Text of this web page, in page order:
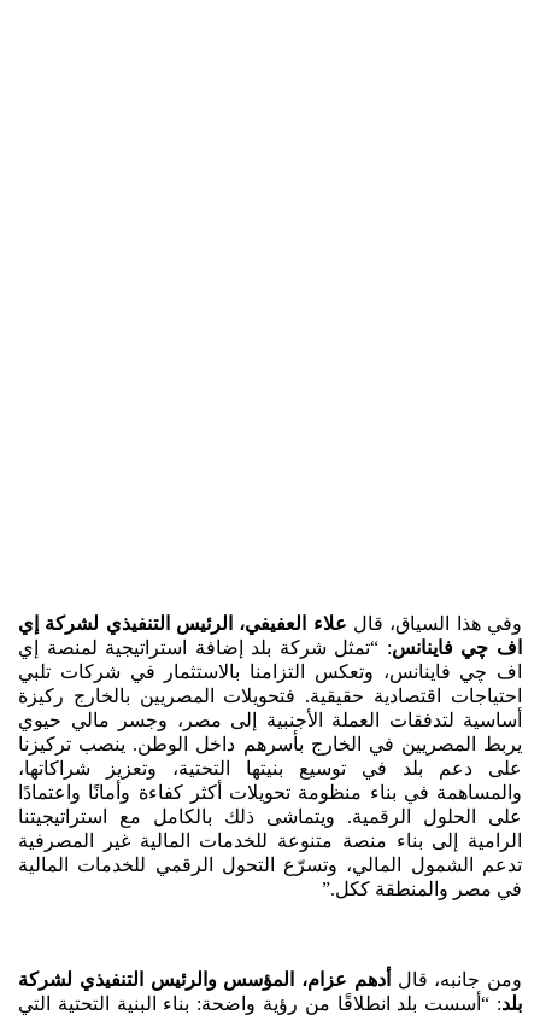
وفي هذا السياق، قال علاء العفيفي، الرئيس التنفيذي لشركة إي
اف چي فاينانس: “تمثل شركة بلد إضافة استراتيجية لمنصة إي
اف چي فاينانس، وتعكس التزامنا بالاستثمار في شركات تلبي
احتياجات اقتصادية حقيقية. فتحويلات المصريين بالخارج ركيزة
أساسية لتدفقات العملة الأجنبية إلى مصر، وجسر مالي حيوي
يربط المصريين في الخارج بأسرهم داخل الوطن. ينصب تركيزنا
على دعم بلد في توسيع بنيتها التحتية، وتعزيز شراكاتها،
والمساهمة في بناء منظومة تحويلات أكثر كفاءة وأمانًا واعتمادًا
على الحلول الرقمية. ويتماشى ذلك بالكامل مع استراتيجيتنا
الرامية إلى بناء منصة متنوعة للخدمات المالية غير المصرفية
تدعم الشمول المالي، وتسرّع التحول الرقمي للخدمات المالية
في مصر والمنطقة ككل.”
ومن جانبه، قال أدهم عزام، المؤسس والرئيس التنفيذي لشركة
بلد: “أسست بلد انطلاقًا من رؤية واضحة: بناء البنية التحتية التي